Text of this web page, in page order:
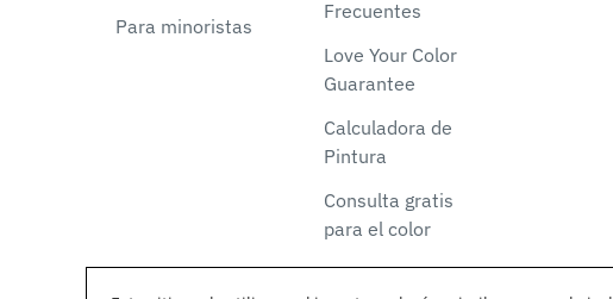
Para minoristas
Frecuentes
Love Your Color
Guarantee
Calculadora de
Pintura
Consulta gratis
para el color